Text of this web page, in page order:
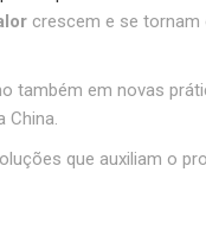
crescem e se
em novas
China.
que auxiliam o